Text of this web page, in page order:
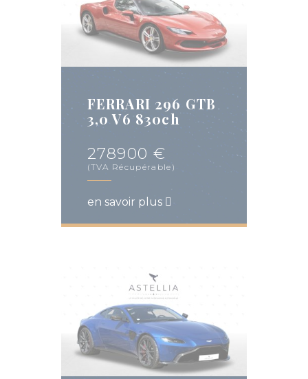
FERRARI 296 GTB
3,0 V6 830ch
278900 €
(TVA Récupérable)
en savoir plus